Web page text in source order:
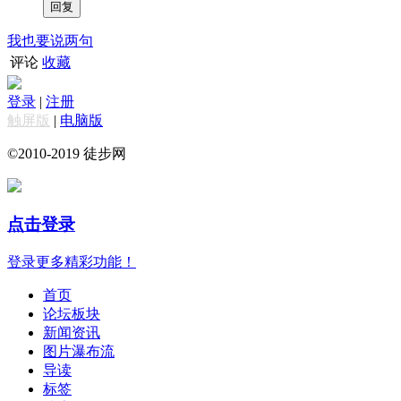
我也要说两句
评论 收藏
登录 | 注册
触屏版 | 电脑版
©2010-2019 徒步网
点击登录
登录更多精彩功能！
首页
论坛板块
新闻资讯
图片瀑布流
导读
标签